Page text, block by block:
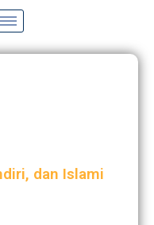
dan Islami